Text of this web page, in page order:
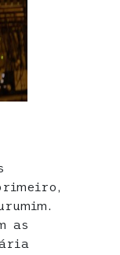
as